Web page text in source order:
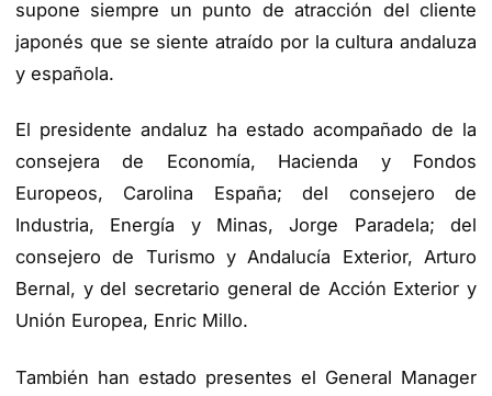
supone siempre un punto de atracción del cliente
japonés que se siente atraído por la cultura andaluza
y española.
El presidente andaluz ha estado acompañado de la
consejera de Economía, Hacienda y Fondos
Europeos, Carolina España; del consejero de
Industria, Energía y Minas, Jorge Paradela; del
consejero de Turismo y Andalucía Exterior, Arturo
Bernal, y del secretario general de Acción Exterior y
Unión Europea, Enric Millo.
También han estado presentes el General Manager